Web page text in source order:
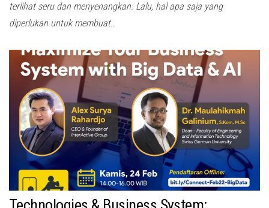
terlihat seru dan menyenangkan. Lalu, hal apa saja yang
diperlukan untuk membuat…